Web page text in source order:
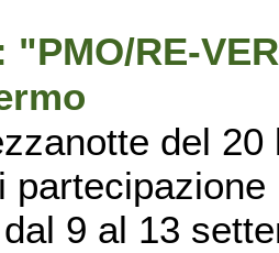
"PMO/RE-
del
9 al 13